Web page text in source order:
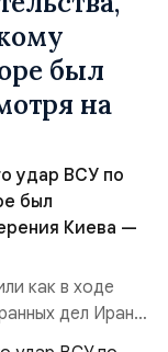
был
на
удар ВСУ по
был
Киева —
как в ходе
дел Ирана,
что эта атака